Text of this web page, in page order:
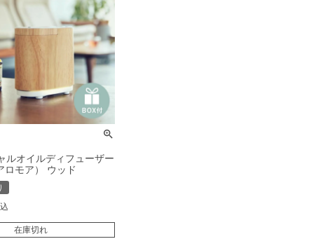
ルオイルディフューザー
ロモア） ウッド
在庫切れ